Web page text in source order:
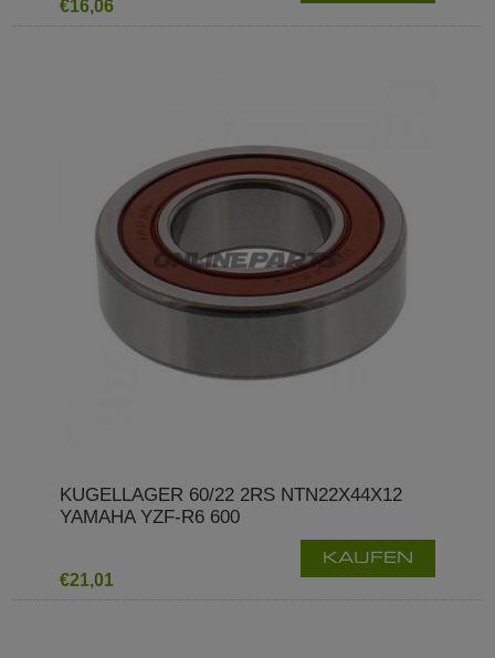
€16,06
KUGELLAGER 60/22 2RS NTN22X44X12
YAMAHA YZF-R6 600
€21,01
KAUFEN